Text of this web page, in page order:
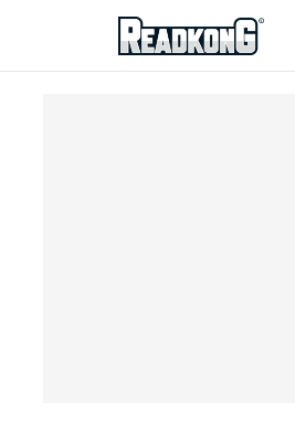
ReadkonG